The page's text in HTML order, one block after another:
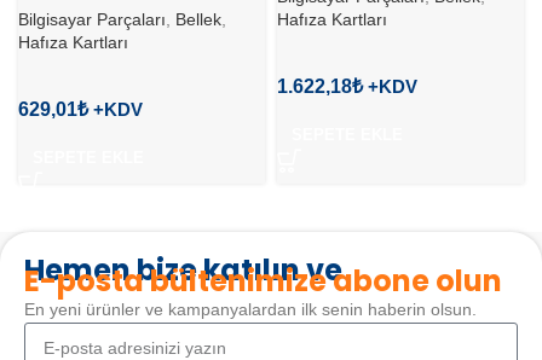
Bilgisayar Parçaları Bellek
Hafıza Kartları
629,01₺
Hafıza Kartları
1.622,18₺
Hemen bize katılın ve
E-posta bültenimize abone olun
En yeni ürünler ve kampanyalardan ilk senin haberin olsun.